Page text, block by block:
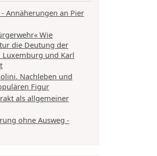
Annäherungen an Pier
Wie
die Deutung der
Luxemburg und Karl
Nachleben und
Figur
als allgemeiner
ohne Ausweg -